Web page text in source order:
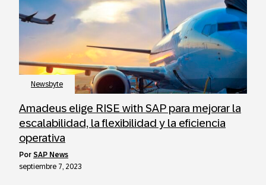
Newsbyte
Amadeus elige RISE with SAP para mejorar la
escalabilidad, la flexibilidad y la eficiencia
operativa
por SAP News
septiembre 7, 2023